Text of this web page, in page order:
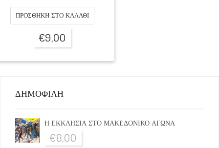
ΠΡΟΣΘΉΚΗ ΣΤΟ ΚΑΛΆΘΙ
€9,00
ΔΗΜΟΦΙΛΗ
Η ΕΚΚΛΗΣΙΑ ΣΤΟ ΜΑΚΕΔΟΝΙΚΟ ΑΓΩΝΑ
€8,00